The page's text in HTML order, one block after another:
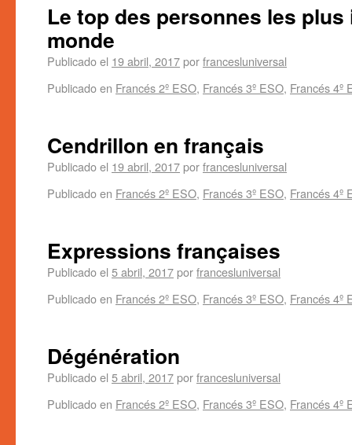
Le top des personnes les
monde
Publicado el 19 abril, 2017porfrancesluniversal
Publicado en Francés 2º ESO, Francés 3º ESO, Francés 4º
Cendrillon en français
Publicado el 19 abril, 2017porfrancesluniversal
Publicado en Francés 2º ESO, Francés 3º ESO, Francés 4º
Expressions françaises
Publicado el 5 abril, 2017porfrancesluniversal
Publicado en Francés 2º ESO, Francés 3º ESO, Francés 4º
Dégénération
Publicado el 5 abril, 2017porfrancesluniversal
Publicado en Francés 2º ESO, Francés 3º ESO, Francés 4º